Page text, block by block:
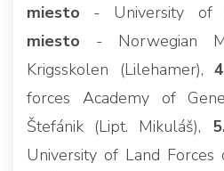
miesto - University of
miesto - Norwegian
Krigsskolen (Lilehamer),
forces Academy of
Štefánik (Lipt. Mikuláš),
University of Land Forces